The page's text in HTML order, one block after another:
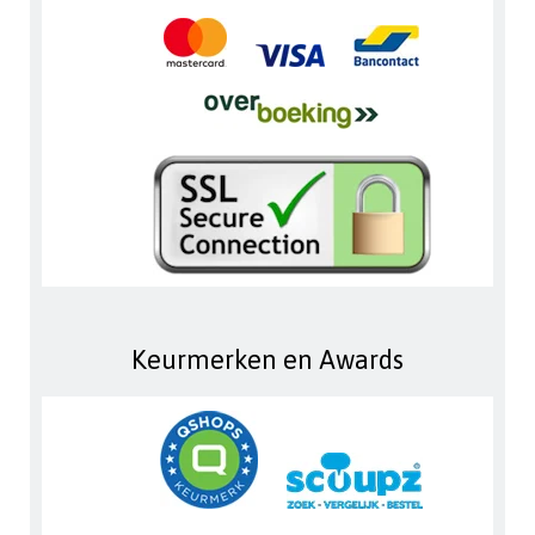
Keurmerken en Awards